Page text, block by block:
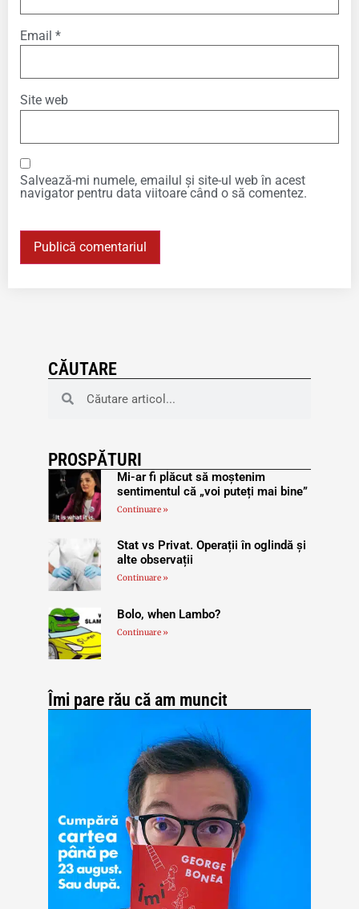
Email *
Site web
Salvează-mi numele, emailul și site-ul web în acest
navigator pentru data viitoare când o să comentez.
CĂUTARE
PROSPĂTURI
Mi-ar fi plăcut să moștenim
sentimentul că „voi puteți mai bine”
Continuare »
Stat vs Privat. Operații în oglindă și
alte observații
Continuare »
Bolo, when Lambo?
Continuare »
Îmi pare rău că am muncit